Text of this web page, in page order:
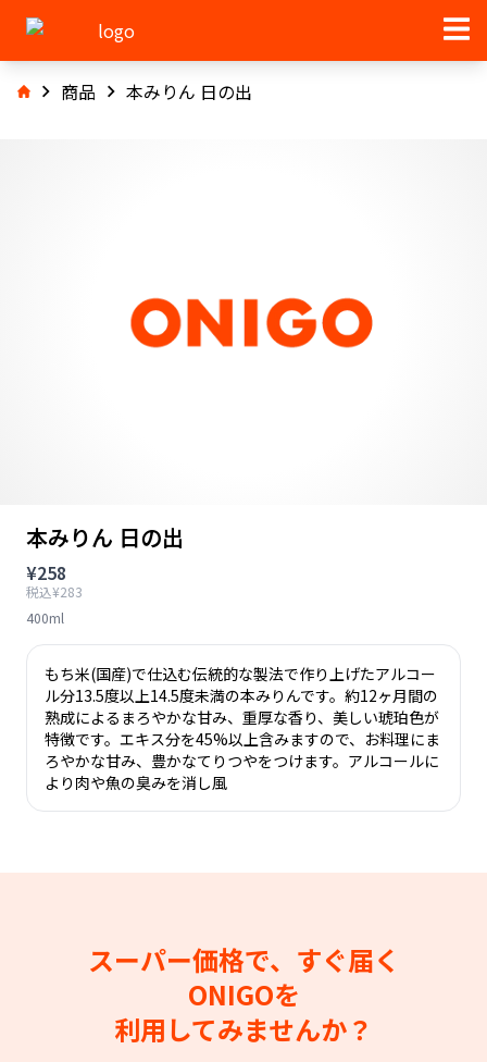
商品 本みりん 日の出
本みりん 日の出
¥258
税込¥283
400ml
もち米(国産)で仕込む伝統的な製法で作り上げたアルコー
ル分13.5度以上14.5度未満の本みりんです。約12ヶ月間の
熟成によるまろやかな甘み、重厚な香り、美しい琥珀色が
特徴です。エキス分を45%以上含みますので、お料理にま
ろやかな甘み、豊かなてりつやをつけます。アルコールに
より肉や魚の臭みを消し風
スーパー価格で、すぐ届く
ONIGOを
利用してみませんか？